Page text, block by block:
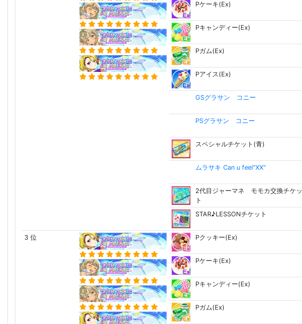
Pケーキ(Ex)
Pキャンディー(Ex)
Pガム(Ex)
Pアイス(Ex)
GSグラサン コニー
PSグラサン コニー
スペシャルチケット(青)
ムラサキ Can u feel"XX"
2代目ジャーマネ モモカ交換チケッ
ト
STAR♪LESSONチケット
3 位 Pクッキー(Ex)
Pケーキ(Ex)
Pキャンディー(Ex)
Pガム(Ex)